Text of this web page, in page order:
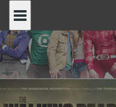
content